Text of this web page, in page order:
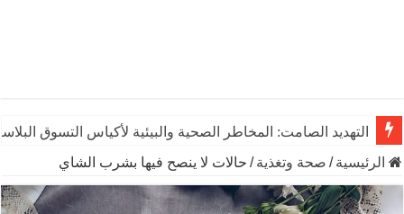
التهديد الصامت: المخاطر الصحية والبيئية لأكياس التسوق
الرئيسية / صحة وتغذية / حالات لا ينصح فيها بشرب الشاي